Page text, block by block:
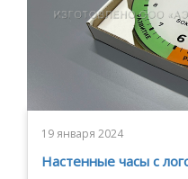
19 января 2024
Настенные часы с